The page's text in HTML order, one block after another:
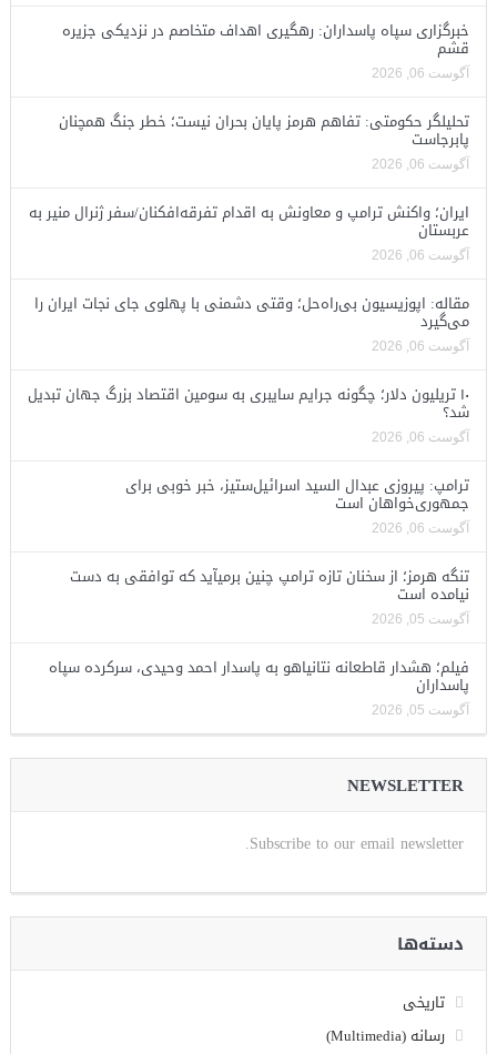
خبرگزاری سپاه پاسداران: رهگیری اهداف متخاصم در نزدیکی جزیره
قشم
آگوست 06, 2026
تحلیلگر حکومتی: تفاهم هرمز پایان بحران نیست؛ خطر جنگ همچنان
پابرجاست
آگوست 06, 2026
ایران؛ واکنش ترامپ و معاونش به اقدام تفرقه‌افکنان/سفر ژنرال منیر به
عربستان
آگوست 06, 2026
مقاله: اپوزیسیون بی‌راه‌حل؛ وقتی دشمنی با پهلوی جای نجات ایران را
می‌گیرد
آگوست 06, 2026
۱۰ تریلیون دلار؛ چگونه جرایم سایبری به سومین اقتصاد بزرگ جهان تبدیل
شد؟
آگوست 06, 2026
ترامپ: پیروزی عبدال السید اسرائیل‌ستیز، خبر خوبی برای
جمهوری‌خواهان است
آگوست 06, 2026
تنگه هرمز؛ از سخنان تازه ترامپ چنین برمیآید که توافقی به دست
نیامده است
آگوست 05, 2026
فیلم؛ هشدار قاطعانه نتانیاهو به پاسدار احمد وحیدی، سرکرده سپاه
پاسداران
آگوست 05, 2026
NEWSLETTER
Subscribe to our email newsletter.
دسته‌ها
تاریخی
رسانه (Multimedia)